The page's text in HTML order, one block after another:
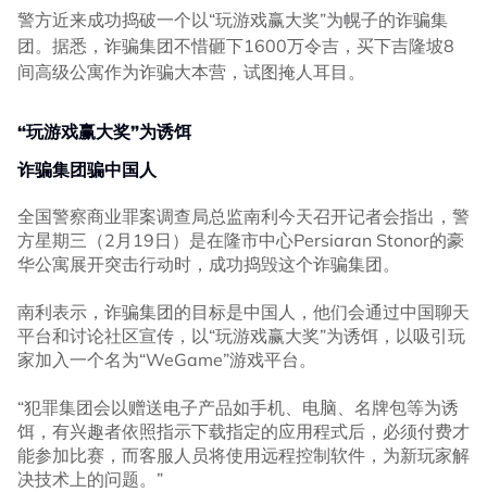
警方近来成功捣破一个以“玩游戏赢大奖”为幌子的诈骗集
团。据悉，诈骗集团不惜砸下1600万令吉，买下吉隆坡8
间高级公寓作为诈骗大本营，试图掩人耳目。
“玩游戏赢大奖”为诱饵
诈骗集团骗中国人
全国警察商业罪案调查局总监南利今天召开记者会指出，警
方星期三（2月19日）是在隆市中心Persiaran Stonor的豪
华公寓展开突击行动时，成功捣毁这个诈骗集团。
南利表示，诈骗集团的目标是中国人，他们会通过中国聊天
平台和讨论社区宣传，以“玩游戏赢大奖”为诱饵，以吸引玩
家加入一个名为“WeGame”游戏平台。
“犯罪集团会以赠送电子产品如手机、电脑、名牌包等为诱
饵，有兴趣者依照指示下载指定的应用程式后，必须付费才
能参加比赛，而客服人员将使用远程控制软件，为新玩家解
决技术上的问题。”